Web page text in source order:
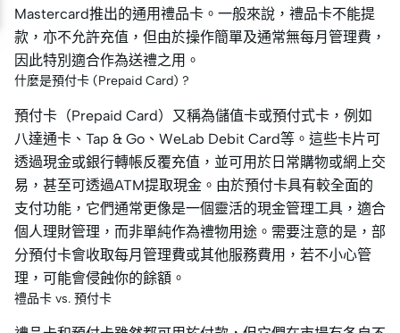
Mastercard推出的通用禮品卡。一般來說，禮品卡不能提
款，亦不允許充值，但由於操作簡單及通常無每月管理費，
因此特別適合作為送禮之用。
什麼是預付卡 (Prepaid Card) ?
預付卡（Prepaid Card）又稱為儲值卡或預付式卡，例如
八達通卡、Tap & Go、WeLab Debit Card等。這些卡片可
透過現金或銀行轉帳反覆充值，並可用於日常購物或網上交
易，甚至可透過ATM提取現金。由於預付卡具有較全面的
支付功能，它們通常更像是一個靈活的現金管理工具，適合
個人理財管理，而非單純作為禮物用途。需要注意的是，部
分預付卡會收取每月管理費或其他服務費用，若不小心管
理，可能會侵蝕你的餘額。
禮品卡 vs. 預付卡